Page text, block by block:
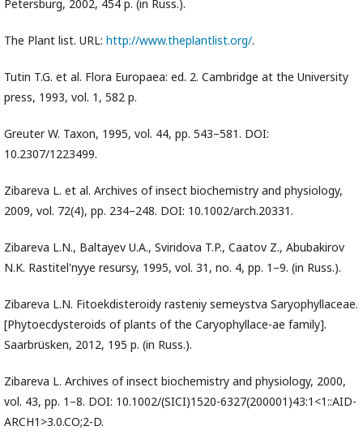
Petersburg, 2002, 454 p. (in Russ.).
The Plant list. URL: http://www.theplantlist.org/.
Tutin T.G. et al. Flora Europaea: ed. 2. Cambridge at the University
press, 1993, vol. 1, 582 p.
Greuter W. Taxon, 1995, vol. 44, pp. 543–581. DOI:
10.2307/1223499.
Zibareva L. et al. Archives of insect biochemistry and physiology,
2009, vol. 72(4), pp. 234–248. DOI: 10.1002/arch.20331.
Zibareva L.N., Baltayev U.A., Sviridova T.P., Caatov Z., Abubakirov
N.K. Rastitel'nyye resursy, 1995, vol. 31, no. 4, pp. 1–9. (in Russ.).
Zibareva L.N. Fitoekdisteroidy rasteniy semeystva Saryophyllaceae.
[Phytoecdysteroids of plants of the Caryophyllace-ae family].
Saarbrüsken, 2012, 195 p. (in Russ.).
Zibareva L. Archives of insect biochemistry and physiology, 2000,
vol. 43, pp. 1–8. DOI: 10.1002/(SICI)1520-6327(200001)43:1<1::AID-
ARCH1>3.0.CO;2-D.